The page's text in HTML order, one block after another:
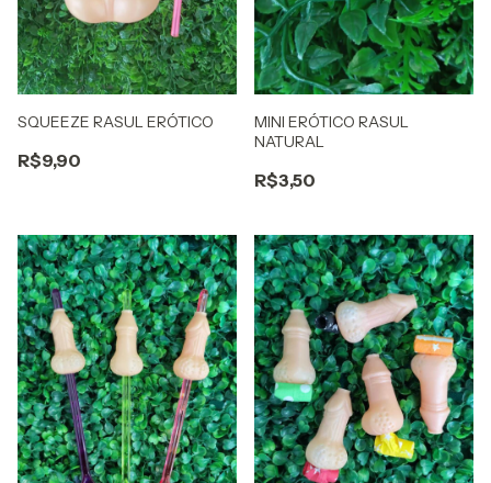
SQUEEZE RASUL ERÓTICO
R$9,90
MINI ERÓTICO RASUL
NATURAL
R$3,50